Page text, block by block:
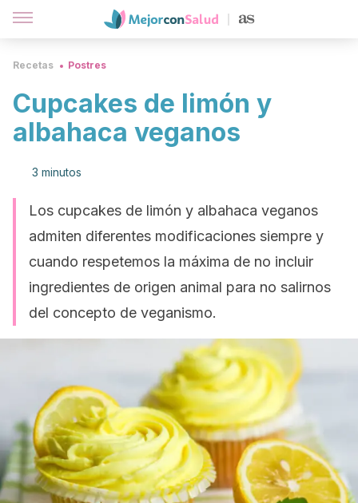
Recetas Postres
Cupcakes de limón y
albahaca veganos
3 minutos
Los cupcakes de limón y albahaca veganos
admiten diferentes modificaciones siempre y
cuando respetemos la máxima de no incluir
ingredientes de origen animal para no salirnos
del concepto de veganismo.